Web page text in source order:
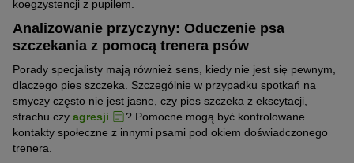
koegzystencji z pupilem.
Analizowanie przyczyny: Oduczenie psa
szczekania z pomocą trenera psów
Porady specjalisty mają również sens, kiedy nie jest się pewnym,
dlaczego pies szczeka. Szczególnie w przypadku spotkań na
smyczy często nie jest jasne, czy pies szczeka z ekscytacji,
strachu czy agresji
? Pomocne mogą być kontrolowane
kontakty społeczne z innymi psami pod okiem doświadczonego
trenera.